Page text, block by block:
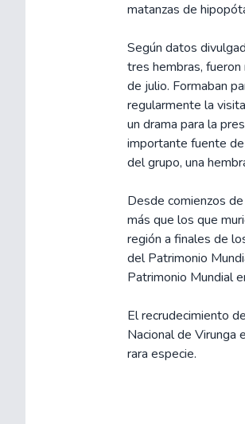
matanzas de
Según datos
tres hembras,
de julio. Formaban
regularmente la
un drama para la
importante fuente
del grupo, una
Desde comienzos
más que los que
región a finales de
del Patrimonio
Patrimonio Mundial
El recrudecimiento
Nacional de Virunga
rara especie.